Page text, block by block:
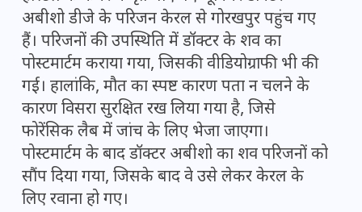
अबीशो डीजे के परिजन केरल से गोरखपुर पहुंच गए
हैं। परिजनों की उपस्थिति में डॉक्टर के शव का
पोस्टमार्टम कराया गया, जिसकी वीडियोग्राफी भी की
गई। हालांकि, मौत का स्पष्ट कारण पता न चलने के
कारण विसरा सुरक्षित रख लिया गया है, जिसे
फोरेंसिक लैब में जांच के लिए भेजा जाएगा।
पोस्टमार्टम के बाद डॉक्टर अबीशो का शव परिजनों को
सौंप दिया गया, जिसके बाद वे उसे लेकर केरल के
लिए रवाना हो गए।